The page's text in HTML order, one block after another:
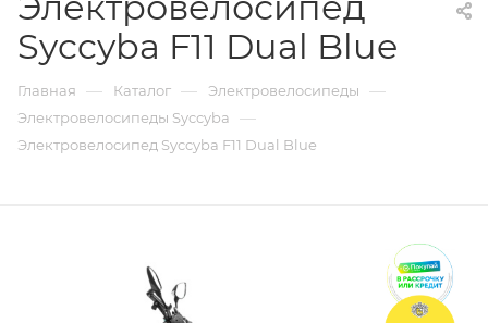
Syccyba F11 Dual Blue
Главная — Каталог — Электровелосипеды —
Электровелосипеды Syccyba —
Электровелосипед Syccyba F11 Dual Blue